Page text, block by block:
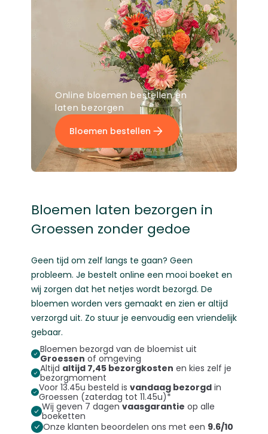
Online bloemen bestellen en
laten bezorgen
Bloemen bestellen
Bloemen laten bezorgen in
Groessen zonder gedoe
Geen tijd om zelf langs te gaan? Geen
probleem. Je bestelt online een mooi boeket en
wij zorgen dat het netjes wordt bezorgd. De
bloemen worden vers gemaakt en zien er altijd
verzorgd uit. Zo stuur je eenvoudig een vriendelijk
gebaar.
Bloemen bezorgd van de bloemist uit
Groessen of omgeving
Altijd altijd 7,45 bezorgkosten en kies zelf je
bezorgmoment
Voor 13.45u besteld is vandaag bezorgdin
Groessen (zaterdag tot 11.45u)*
Wij geven 7 dagen vaasgarantie op alle
boeketten
Onze klanten beoordelen ons met een 9.6/10